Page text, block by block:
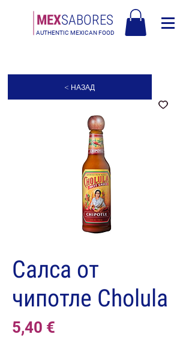
МЕXSABORES
AUTHENTIC MEXICAN FOOD
Салса от
чипотле Cholula
5,40 €
< НАЗАД